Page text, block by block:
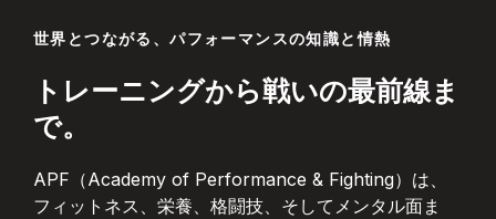
世界とつながる、パフォーマンスの知識と情熱
トレーニングから戦いの最前線ま
で。
APF（Academy of Performance & Fighting）は、
フィットネス、栄養、格闘技、そしてメンタル面ま